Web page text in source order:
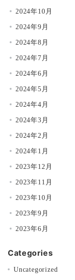
2024年10月
2024年9月
2024年8月
2024年7月
2024年6月
2024年5月
2024年4月
2024年3月
2024年2月
2024年1月
2023年12月
2023年11月
2023年10月
2023年9月
2023年6月
Categories
Uncategorized